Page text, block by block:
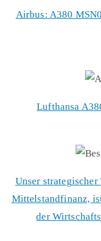
Airbus: A380
Lufthansa
Unser
Mittelstandfinanz,
der